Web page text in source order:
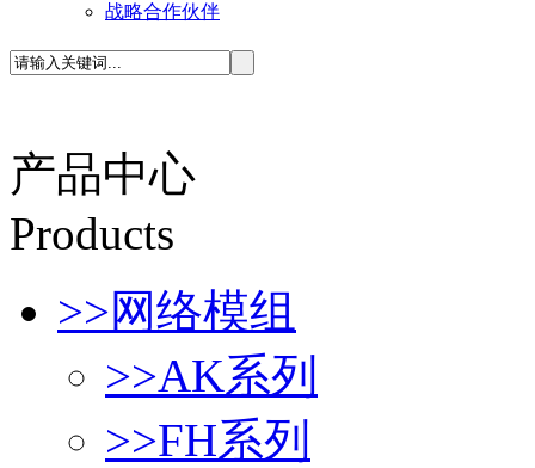
战略合作伙伴
产品中心
Products
>>网络模组
>>AK系列
>>FH系列